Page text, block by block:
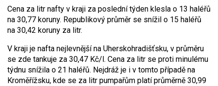
Cena za litr nafty v kraji za poslední týden klesla o 13 haléřů
na 30,77 koruny. Republikový průměr se snížil o 15 haléřů
na 30,42 koruny za litr.
V kraji je nafta nejlevnější na Uherskohradišťsku, v průměru
se zde tankuje za 30,47 Kč/l. Cena za litr se proti minulému
týdnu snížila o 21 haléřů. Nejdráž je i v tomto případě na
Kroměřížsku, kde se za litr pumpařům platí průměrně 30,99